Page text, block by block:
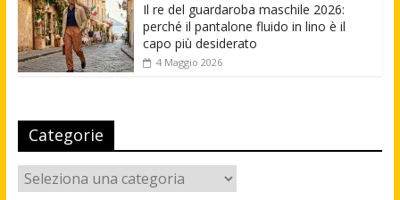
Il re del guardaroba maschile 2026:
perché il pantalone fluido in lino è il
capo più desiderato
4 Maggio 2026
Categorie
Categorie